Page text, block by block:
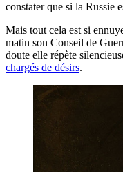
constater que si la Russie
Mais tout cela est si
matin son Conseil de
doute elle répète
chargés de désirs.